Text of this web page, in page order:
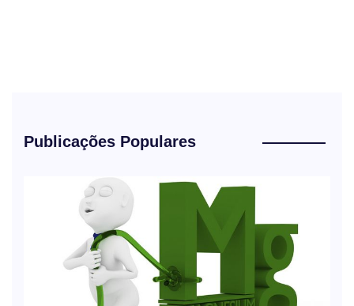
Publicações Populares